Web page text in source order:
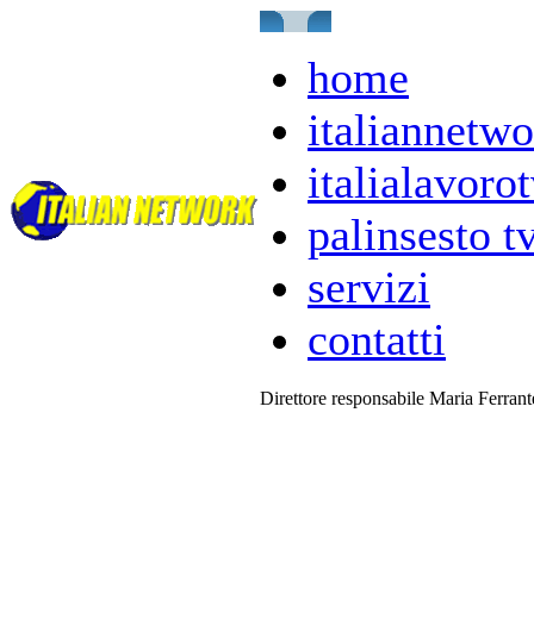
home
palinsesto
servizi
contatti
Direttore responsabile Maria